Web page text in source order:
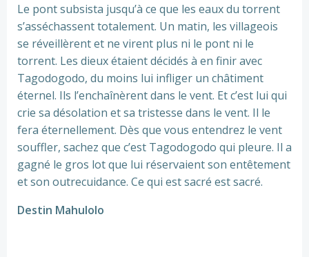
Le pont subsista jusqu’à ce que les eaux du torrent
s’asséchassent totalement. Un matin, les villageois
se réveillèrent et ne virent plus ni le pont ni le
torrent. Les dieux étaient décidés à en finir avec
Tagodogodo, du moins lui infliger un châtiment
éternel. Ils l’enchaînèrent dans le vent. Et c’est lui qui
crie sa désolation et sa tristesse dans le vent. Il le
fera éternellement. Dès que vous entendrez le vent
souffler, sachez que c’est Tagodogodo qui pleure. Il a
gagné le gros lot que lui réservaient son entêtement
et son outrecuidance. Ce qui est sacré est sacré.
Destin Mahulolo